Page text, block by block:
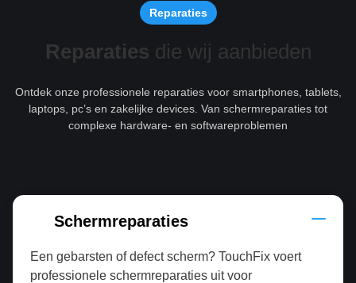
Reparaties
Reparaties die wij aanbieden
Ontdek onze professionele reparaties voor smartphones, tablets,
laptops, pc’s en zakelijke devices. Van schermreparaties tot
complexe hardware- en softwareproblemen
Schermreparaties
Een gebarsten of defect scherm? TouchFix voert
professionele schermreparaties uit voor